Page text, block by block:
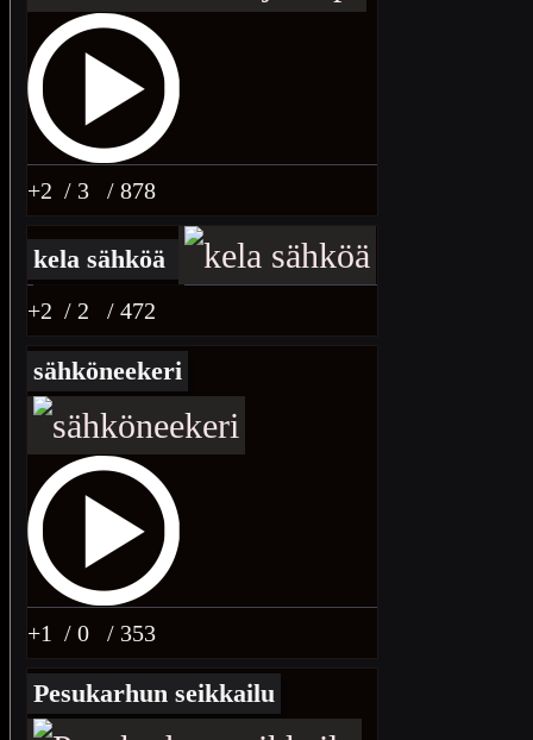
+2 / 3 / 878
kela sähköä
+2 / 2 / 472
sähköneekeri
+1 / 0 / 353
Pesukarhun seikkailu